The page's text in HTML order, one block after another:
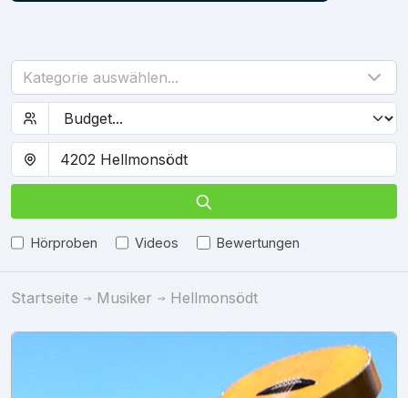
Kategorie auswählen...
Hörproben Videos Bewertungen
Startseite Musiker Hellmonsödt